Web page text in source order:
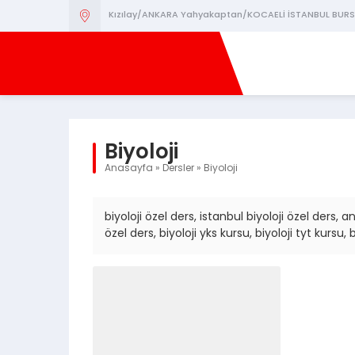
Kızılay/ANKARA Yahyakaptan/KOCAELİ İSTANBUL
Biyoloji
Anasayfa » Dersler » Biyoloji
biyoloji özel ders, istanbul biyoloji özel ders,
özel ders, biyoloji yks kursu, biyoloji tyt kursu,